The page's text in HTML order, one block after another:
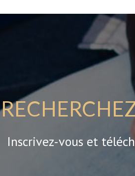
Inscrivez-vous et